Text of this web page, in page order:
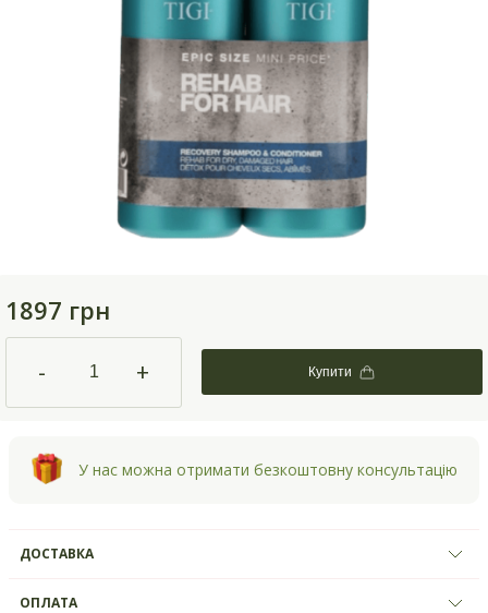
1897 грн
- + Купити
У нас можна отримати безкоштовну консультацію
ДОСТАВКА
ОПЛАТА